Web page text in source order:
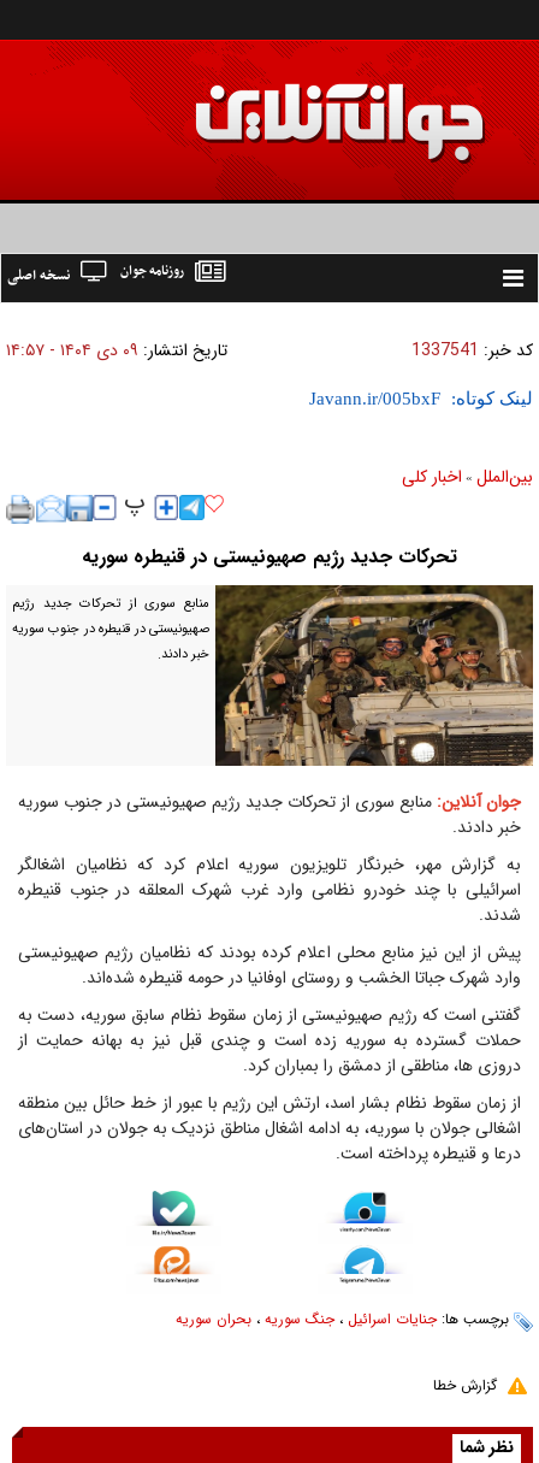
Toggle
نسخه اصلی روزنامه جوان
کد خبر: 1337541 تاریخ انتشار: ۰۹ دی ۱۴۰۴ - ۱۴:۵۷
لینک کوتاه:
بين‌الملل » اخبار كلی
تحرکات جدید رژیم صهیونیستی در قنیطره سوریه
منابع سوری از تحرکات جدید رژیم
صهیونیستی در قنیطره در جنوب سوریه
خبر دادند.
جوان آنلاین: منابع سوری از تحرکات جدید رژیم صهیونیستی در جنوب سوریه
خبر دادند.
به گزارش مهر، خبرنگار تلویزیون سوریه اعلام کرد که نظامیان اشغالگر
اسرائیلی با چند خودرو نظامی وارد غرب شهرک المعلقه در جنوب قنیطره
شدند.
پیش از این نیز منابع محلی اعلام کرده بودند که نظامیان رژیم صهیونیستی
وارد شهرک جباتا الخشب و روستای اوفانیا در حومه قنیطره شده‌اند.
گفتنی است که رژیم صهیونیستی از زمان سقوط نظام سابق سوریه، دست به
حملات گسترده به سوریه زده است و چندی قبل نیز به بهانه حمایت از
دروزی ها، مناطقی از دمشق را بمباران کرد.
از زمان سقوط نظام بشار اسد، ارتش این رژیم با عبور از خط حائل بین منطقه
اشغالی جولان با سوریه، به ادامه اشغال مناطق نزدیک به جولان در استان‌های
درعا و قنیطره پرداخته است.
برچسب ها:جنایات اسرائیل ،جنگ سوریه ، بحران سوریه
گزارش خطا
نظر شما